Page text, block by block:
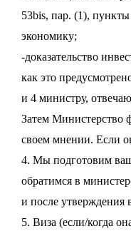
53bis, пар. (1),
экономику;
-доказательство
как это
и 4 министру,
Затем Министерство
своем мнении. Если
4. Мы подготовим
обратимся в
и после утверждения
5. Виза (если/когда